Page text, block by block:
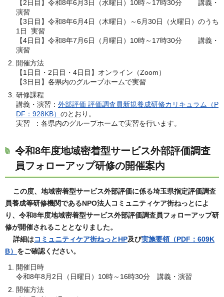
【2日目】令和8年6月3日（水曜日）10時～17時30分 講義・
演習
【3日目】令和8年6月4日（木曜日）～6月30日（火曜日）のうち
1日 実習
【4日目】令和8年7月6日（月曜日）10時～17時30分 講義・
演習
開催方法
【1日目・2日目・4日目】オンライン（Zoom）
【3日目】各県内のグループホームで実習
研修課程
講義・演習： 外部評価 評価調査員新規養成研修カリキュラム（P
DF：928KB） のとおり。
実習 ：各県内のグループホームで実習を行います。
令和8年度地域密着型サービス外部評価調査
員フォローアップ研修の開催案内
この度、地域密着型サービス外部評価に係る埼玉県指定評価調査
員養成等研修機関であるNPO法人コミュニティケア街ねっとによ
り、令和8年度地域密着型サービス外部評価調査員フォローアップ研
修が開催されることとなりました。
詳細はコミュニティケア街ねっとHP及び実施要領（PDF：609K
B） をご確認ください。
開催日時
令和8年8月2日（日曜日）10時～16時30分 講義・演習
開催方法